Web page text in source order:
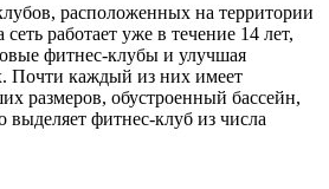
расположенных на территории
работает уже в течение 14 лет,
фитнес-клубы и улучшая
Почти каждый из них имеет
размеров, обустроенный бассейн,
выделяет фитнес-клуб из числа